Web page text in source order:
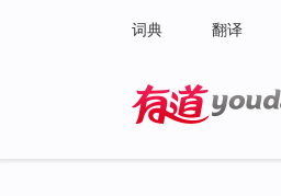
词典 翻译